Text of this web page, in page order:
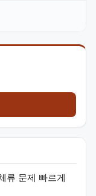
류 문제 빠르게